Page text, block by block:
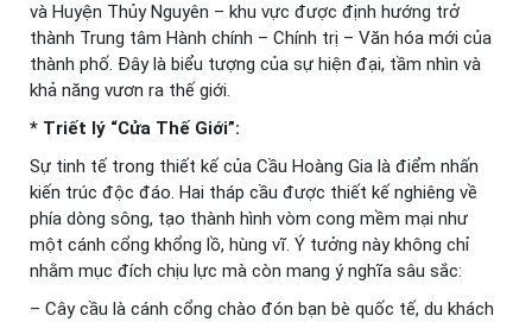
và Huyện Thủy Nguyên – khu vực được định hướng trở
thành Trung tâm Hành chính – Chính trị – Văn hóa mới của
thành phố. Đây là biểu tượng của sự hiện đại, tầm nhìn và
khả năng vươn ra thế giới.
* Triết lý “Cửa Thế Giới”:
Sự tinh tế trong thiết kế của Cầu Hoàng Gia là điểm nhấn
kiến trúc độc đáo. Hai tháp cầu được thiết kế nghiêng về
phía dòng sông, tạo thành hình vòm cong mềm mại như
một cánh cổng khổng lồ, hùng vĩ. Ý tưởng này không chỉ
nhằm mục đích chịu lực mà còn mang ý nghĩa sâu sắc:
– Cây cầu là cánh cổng chào đón bạn bè quốc tế, du khách